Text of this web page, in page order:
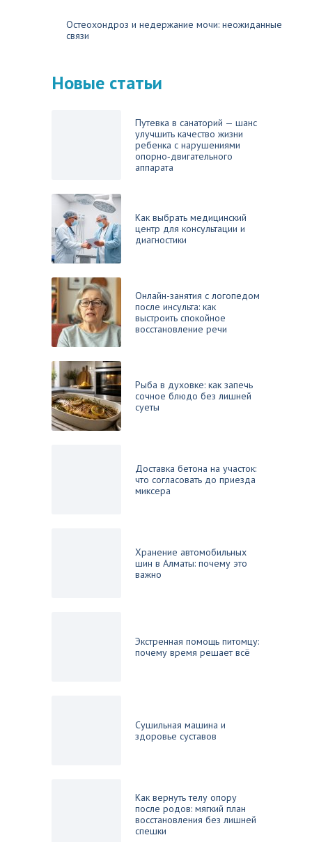
Остеохондроз и недержание мочи: неожиданные
связи
Новые статьи
Путевка в санаторий — шанс
улучшить качество жизни
ребенка с нарушениями
опорно‑двигательного
аппарата
Как выбрать медицинский
центр для консультации и
диагностики
Онлайн-занятия с логопедом
после инсульта: как
выстроить спокойное
восстановление речи
Рыба в духовке: как запечь
сочное блюдо без лишней
суеты
Доставка бетона на участок:
что согласовать до приезда
миксера
Хранение автомобильных
шин в Алматы: почему это
важно
Экстренная помощь питомцу:
почему время решает всё
Сушильная машина и
здоровье суставов
Как вернуть телу опору
после родов: мягкий план
восстановления без лишней
спешки